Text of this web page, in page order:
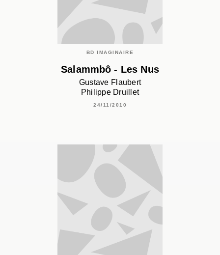
BD IMAGINAIRE
Salammbô - Les Nus
Gustave Flaubert
Philippe Druillet
24/11/2010